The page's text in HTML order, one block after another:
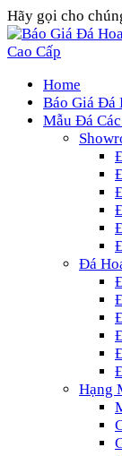
Hãy gọi cho
Home
Báo Giá Đá
Mẫu Đá
Đá
Hạng